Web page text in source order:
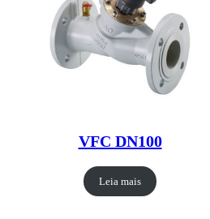
VFC DN100
Leia mais